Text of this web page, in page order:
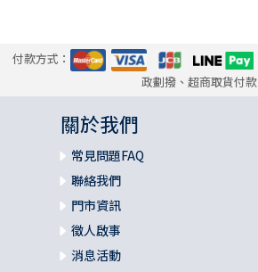
付款方式：
政劃撥、超商取貨付款
關於我們
常見問題FAQ
聯絡我們
門市資訊
徵人啟事
消息活動